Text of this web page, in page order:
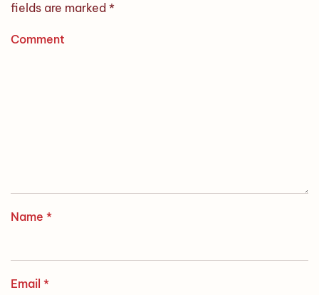
fields are marked *
Comment
Name *
Email *